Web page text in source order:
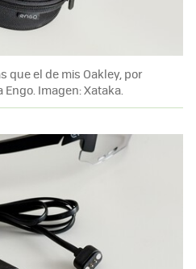
que el de mis Oakley, por
Imagen: Xataka.